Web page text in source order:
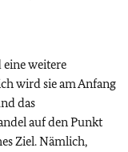
weitere
wird sie am Anfang
das
auf den Punkt
Ziel. Nämlich,